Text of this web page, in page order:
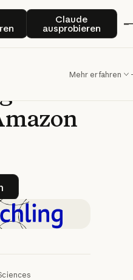
kontaktierenClaude
ausprobieren
Claude
Mehr erfahren